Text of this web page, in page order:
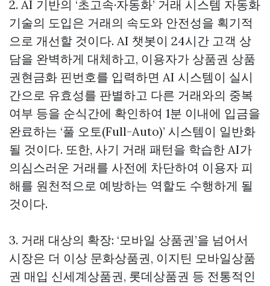
2. AI 기반의 ‘초고속·자동화’ 거래 시스템 자동화
기술의 도입은 거래의 속도와 안전성을 획기적
으로 개선할 것이다. AI 챗봇이 24시간 고객 상
담을 완벽하게 대체하고, 이용자가 상품권 상품
권현금화 핀번호를 입력하면 AI 시스템이 실시
간으로 유효성를 판별하고 다른 거래와의 중복
여부 등을 순식간에 확인하여 1분 이내에 입금을
완료하는 ‘풀 오토(Full-Auto)’ 시스템이 일반화
될 것이다. 또한, 사기 거래 패턴을 학습한 AI가
의심스러운 거래를 사전에 차단하여 이용자 피
해를 원천적으로 예방하는 역할도 수행하게 될
것이다.
3. 거래 대상의 확장: ‘모바일 상품권’을 넘어서
시장은 더 이상 문화상품권, 이지틴 모바일상품
권 매입 신세계상품권, 롯데상품권 등 전통적인